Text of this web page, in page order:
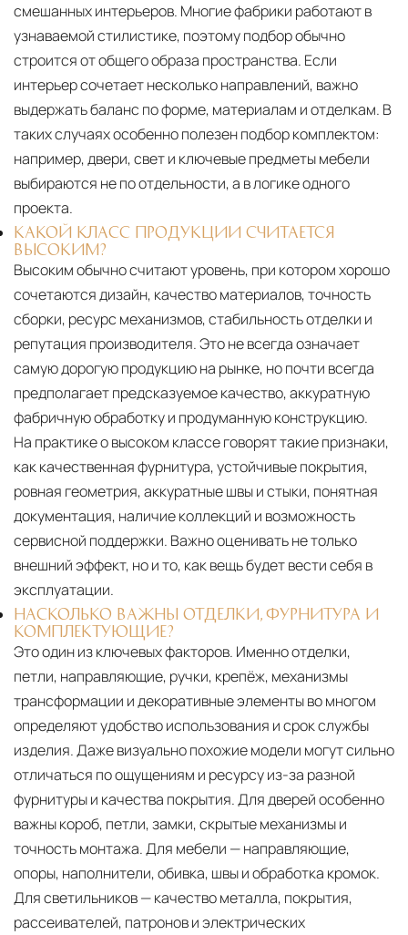
смешанных интерьеров. Многие фабрики работают в
узнаваемой стилистике, поэтому подбор обычно
строится от общего образа пространства. Если
интерьер сочетает несколько направлений, важно
выдержать баланс по форме, материалам и отделкам. В
таких случаях особенно полезен подбор комплектом:
например, двери, свет и ключевые предметы мебели
выбираются не по отдельности, а в логике одного
проекта.
КАКОЙ КЛАСС ПРОДУКЦИИ СЧИТАЕТСЯ
ВЫСОКИМ?
Высоким обычно считают уровень, при котором хорошо
сочетаются дизайн, качество материалов, точность
сборки, ресурс механизмов, стабильность отделки и
репутация производителя. Это не всегда означает
самую дорогую продукцию на рынке, но почти всегда
предполагает предсказуемое качество, аккуратную
фабричную обработку и продуманную конструкцию.
На практике о высоком классе говорят такие признаки,
как качественная фурнитура, устойчивые покрытия,
ровная геометрия, аккуратные швы и стыки, понятная
документация, наличие коллекций и возможность
сервисной поддержки. Важно оценивать не только
внешний эффект, но и то, как вещь будет вести себя в
эксплуатации.
НАСКОЛЬКО ВАЖНЫ ОТДЕЛКИ, ФУРНИТУРА И
КОМПЛЕКТУЮЩИЕ?
Это один из ключевых факторов. Именно отделки,
петли, направляющие, ручки, крепёж, механизмы
трансформации и декоративные элементы во многом
определяют удобство использования и срок службы
изделия. Даже визуально похожие модели могут сильно
отличаться по ощущениям и ресурсу из-за разной
фурнитуры и качества покрытия. Для дверей особенно
важны короб, петли, замки, скрытые механизмы и
точность монтажа. Для мебели — направляющие,
опоры, наполнители, обивка, швы и обработка кромок.
Для светильников — качество металла, покрытия,
рассеивателей, патронов и электрических